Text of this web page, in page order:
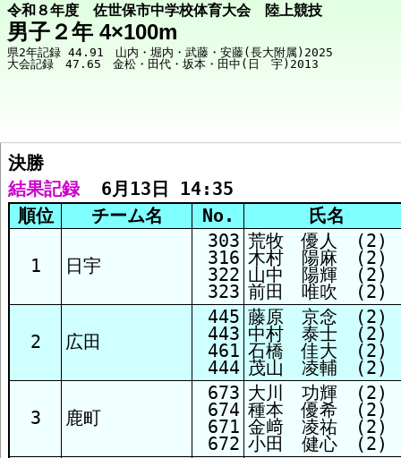
令和８年度 佐世保市中学校体育大会 陸上競技
男子２年 4×100m
県2年記録 44.91　山内・堀内・武藤・安藤(長大附属)2025
競技メニューへ
決勝
結果記録
  6月13日 14:35
順位
チーム名 No. 氏名
1 日宇
303
316
322
323
荒牧 優人 (2)
木村 陽麻 (2)
山中 陽輝 (2)
前田 唯吹 (2)
2 広田
445
443
461
444
藤原 京念 (2)
中村 泰士 (2)
石橋 佳大 (2)
茂山 凌輔 (2)
3 鹿町
673
674
671
672
大川 功輝 (2)
種本 優希 (2)
金﨑 凌祐 (2)
小田 健心 (2)